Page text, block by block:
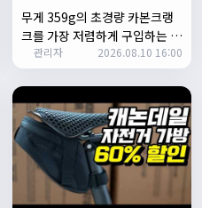
2025
2025
무게 359g의 초경량 카본크랭
크를 가장 저렴하게 구입하는 방
법 - 파워미터 장착과정 모두 보
여드립니다
N
관리자 2026.08.10 16:00